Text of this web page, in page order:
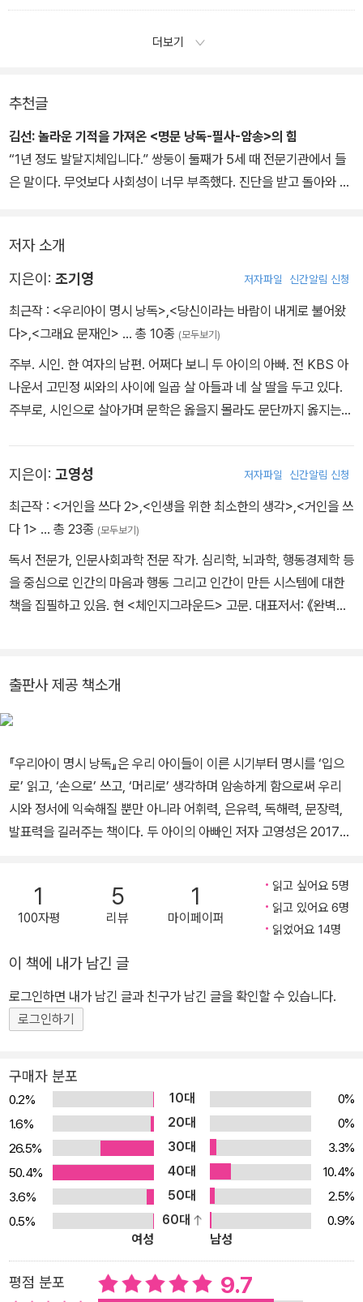
더보기
추천글
김선: 놀라운 기적을 가져온 <명문 낭독-필사-암송>의 힘
“1년 정도 발달지체입니다.” 쌍둥이 둘째가 5세 때 전문기관에서 들
은 말이다. 무엇보다 사회성이 너무 부족했다. 진단을 받고 돌아와 하
째는 최상위권이며 사회성과 심력이 튼튼한 아이로 자랐다. 내가 믿
었던 것은 오직 낭독의 힘! 나는 <명문 낭독-필사-암송>으로 기적을
저자 소개
지은이: 조기영 저자파일 신간알림 신청
최근작 : <우리아이 명시 낭독> <당신이라는 바람이 내게로 불어왔
다> <그래요 문재인> … 총 10종 (모두보기)
주부. 시인. 한 여자의 남편. 어쩌다 보니 두 아이의 아빠. 전 KBS 아
나운서 고민정 씨와의 사이에 일곱 살 아들과 네 살 딸을 두고 있다.
주부로, 시인으로 살아가며 문학은 옳을지 몰라도 문단까지 옳지는
달았다. 일곱 살 아들과 하루가 멀다 하고 싸운다. 둘이 야구할 때가
그나마 평화롭다. 최근 아들이 아빠의 시를 외우겠다는 경천동지할
한마디를 끌어내는 육아 실력을 발휘하고는 탁월한 자신의 능력에 놀
들의 입술에 시를 입혀보고 싶었던, 아직 구름 위 일처럼 막연했던 구
상이 이 책 『우리아이 명시 낭독』을 내보자는 제안을 시작으로 현실
감 있는 일로 다가왔다. 아이들의 시간에 시를 얹어보는 일은 일생에
지은이: 고영성 저자파일 신간알림 신청
최근작 : <거인을 쓰다 2> <인생을 위한 최소한의 생각> <거인을 쓰
다 1> … 총 23종 (모두보기)
독서 전문가, 인문사회과학 전문 작가. 심리학, 뇌과학, 행동경제학 등
을 중심으로 인간의 마음과 행동 그리고 인간이 만든 시스템에 대한
책을 집필하고 있음. 현 <체인지그라운드> 고문. 대표저서: 《완벽한
엔 걷지도 못했다》, 《지금 당장 경제기사 공부하라》, 《경제를 읽는 기
술 HIT》
출판사 제공 책소개
『우리아이 명시 낭독』은 우리 아이들이 이른 시기부터 명시를 ‘입으
로’ 읽고, ‘손으로’ 쓰고, ‘머리로’ 생각하며 암송하게 함으로써 우리
시와 정서에 익숙해질 뿐만 아니라 어휘력, 은유력, 독해력, 문장력,
발표력을 길러주는 책이다. 두 아이의 아빠인 저자 고영성은 2017년
독혁명』을 출간하여 종합 베스트셀러에 오르는 등 큰 반향을 일으켰
다. 그리고 이 책을 출간한 후, 한 달 동안 2천 명이 넘는 학부모들을
강연에서 만났는데, 부모님들의 관심을 가장 끈 것이 바로 ‘아이와 함
바로 ‘어떤 시부터, 어떻게 낭독해야 하는가’였다. 이 책은 여기서부터
기획되었다. 이 고민을 역시 두 아이의 아빠인 조기영 시인과 공유했
으며, 몇 가지 원칙을 세워 시를 선정했다. 『우리아이 명시 낭독』은 총
2장으로 이루어졌다. 1장은 <우리 아이에게 명시 낭독이 좋은 7가지
위해 엄선한 시를 모았다. 또한 아이가 시를 ‘입으로’ 읽고 ‘손으로’ 쓰
며 ‘머리로’ 생각하며 외울 수 있도록 낭독, 암송뿐만 아니라 필사할
수 있는 공간을 따로 마련해 두었다. 아울러 각 시의 느낌을 시인의 잔
잔하게 풀어쓴 <조기영 시인이 쓴 ‘시 속의 시’>라는 짧은 글이 실려
있다. 낭독은 부모님이 아이와 함께할 때 가장 효과가 좋다. 아이들과
함께 시를 낭독해보고 각 시에 대한 조기영 시인의 이야기도 읽어보
자. 그리고 아이와 함께 시에 대한 이야기를 나누어보자. 시를 더 잘
이해할 수 있는 것은 물론, 시에 대한 흥미도 불러일으켜줄 것이다.
‘입으로’ 읽고, ‘손으로’ 쓰고, ‘머리로’ 외우자! 책 10권보다 명문 10
번 낭독하며 씹어먹는 게 효과적! 『우리아이 명시 낭독』은 우리 아이
1
100자평
5
리뷰
1
마이페이퍼
읽고 싶어요 5명
읽고 있어요 6명
읽었어요 14명
이 책에 내가 남긴 글
로그인하면 내가 남긴 글과 친구가 남긴 글을 확인할 수 있습니다.
로그인하기
구매자 분포
0.2% 10대
0%
1.6%
20대
0%
26.5%
30대
3.3%
50.4%
40대
10.4%
3.6%
50대
2.5%
0.5%
60대
0.9%
여성
남성
평점 분포 9.7